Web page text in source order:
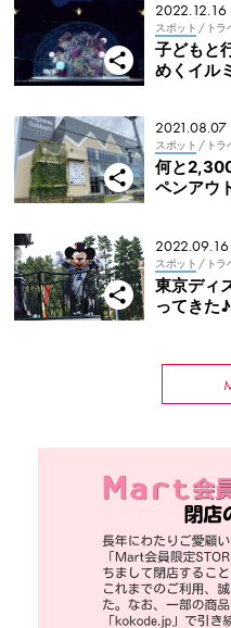
2022.12.16
スポット / トラ
子どもと
めくイル
2021.08.07
スポット / トラ
何と
ペンアウ
2022.09.16
スポット / トラ
東京ディ
ってきた♪